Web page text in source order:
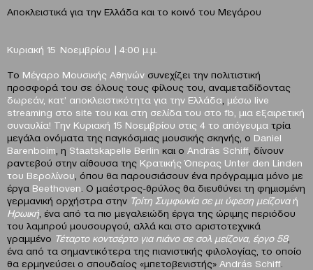
Αποκλειστικά για την Ελλάδα και το κοινό του Μεγάρου
Κυριακή 15 Νοεμβρίου | 4:00 μ.μ.
Το Μέγαρο Μουσικής Αθηνών συνεχίζει την πολιτιστική
προσφορά του σε όλους τους φίλους του, αναμεταδίδοντας
δωρεάν, κατ’ αποκλειστικότητα για την Ελλάδα μέσω live
streaming στo site του και στη σελίδα του στο fb , μια εξαιρετική
συναυλία! Την Κυριακή 15 Νοεμβρίου στις 4 το απόγευμα τρία
μεγάλα ονόματα της παγκόσμιας μουσικής σκηνής, ο Daniel
Barenboim , η Staatskapelle Berlin και ο András Schiff , δίνουν
ραντεβού στην αίθουσα της Κρατικής Όπερας Unter den Linden
του Βερολίνου , όπου θα παρουσιάσουν ένα πρόγραμμα μόνο με
έργα Beethoven . Ο μαέστρος-θρύλος θα διευθύνει τη φημισμένη
γερμανική ορχήστρα στην Τρίτη Συμφωνία σε μι ύφεση μείζοναή
Ηρωική , ένα από τα πιο μεγαλειώδη έργα της ώριμης περιόδου
του λαμπρού μουσουργού, αλλά και στο αριστοτεχνικά
γραμμένο Τέταρτο κοντσέρτο για πιάνο σε σολ μείζονα, έργο 58,
ένα από τα σημαντικότερα της πιανιστικής φιλολογίας, το οποίο
θα ερμηνεύσει ο σπουδαίος «μπετοβενιστής» András Schiff